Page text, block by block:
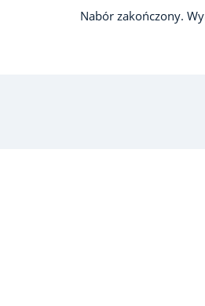
Nabór zakończony.